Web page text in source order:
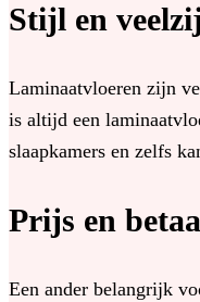
Stijl en
Laminaatvloeren zijn
is altijd een
slaapkamers en zelfs
Prijs en
Een ander belangrijk